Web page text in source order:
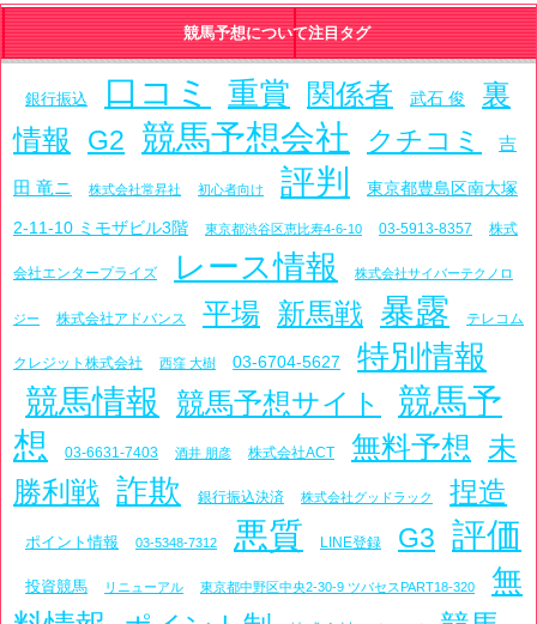
競馬予想について注目タグ
銀行振込 口コミ 重賞 関係者 武石 俊
裏
情報
G2 競馬予想会社 クチコミ 吉
田 竜ニ 株式会社常昇社 初心者向け 評判 東京都豊島区南大塚
2-11-10 ミモザビル3階 東京都渋谷区恵比寿4-6-10 03-5913-8357 株式
会社エンタープライズ レース情報 株式会社サイバーテクノロ
ジー 株式会社アドバンス 平場 新馬戦 暴露 テレコム
クレジット株式会社 西窪 大樹 03-6704-5627
特別情報
競馬情報
競馬予想サイト
競馬予
想
03-6631-7403 酒井 朋彦 株式会社ACT 無料予想
未
勝利戦 詐欺 銀行振込決済 株式会社グッドラック 捏造
ポイント情報 03-5348-7312 悪質 LINE登録 G3 評価
投資競馬 リニューアル 東京都中野区中央2-30-9 ツバセスPART18-320
無